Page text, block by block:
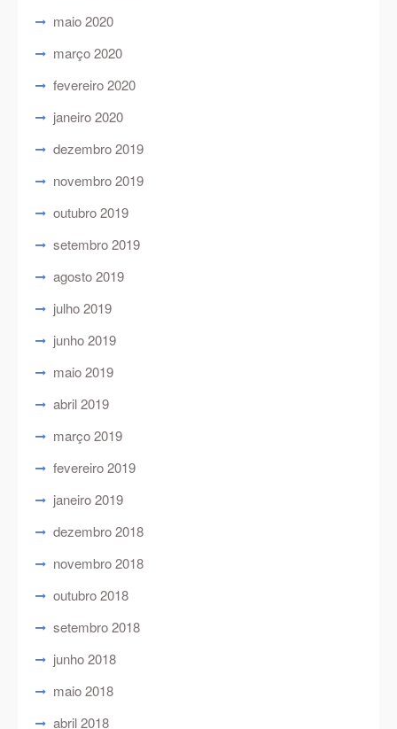
maio 2020
março 2020
fevereiro 2020
janeiro 2020
dezembro 2019
novembro 2019
outubro 2019
setembro 2019
agosto 2019
julho 2019
junho 2019
maio 2019
abril 2019
março 2019
fevereiro 2019
janeiro 2019
dezembro 2018
novembro 2018
outubro 2018
setembro 2018
junho 2018
maio 2018
abril 2018